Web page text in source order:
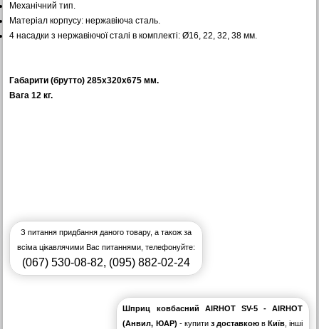
Механічний тип.
Матеріал корпусу: нержавіюча сталь.
4 насадки з нержавіючої сталі в комплекті: Ø16, 22, 32, 38 мм.
Габарити (брутто) 285x320x675 мм.
Вага 12 кг.
З питання придбання даного товару, а також за
всіма цікавлячими Вас питаннями, телефонуйте:
(067) 530-08-82, (095) 882-02-24
Шприц ковбасний AIRHOT SV-5 - AIRHOT
(Анвил, ЮАР) - купити з доставкоювКиїв , інші